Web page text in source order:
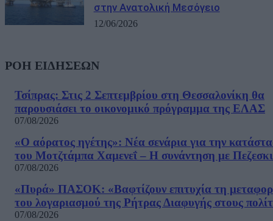
στην Ανατολική Μεσόγειο
12/06/2026
ΡΟΗ ΕΙΔΗΣΕΩΝ
Τσίπρας: Στις 2 Σεπτεμβρίου στη Θεσσαλονίκη θα
παρουσιάσει το οικονομικό πρόγραμμα της ΕΛΑΣ
07/08/2026
«Ο αόρατος ηγέτης»: Νέα σενάρια για την
του Μοτζτάμπα Χαμενεΐ – Η συνάντηση με
07/08/2026
«Πυρά» ΠΑΣΟΚ: «Βαφτίζουν επιτυχία τη
του λογαριασμού της Ρήτρας Διαφυγής στους
07/08/2026